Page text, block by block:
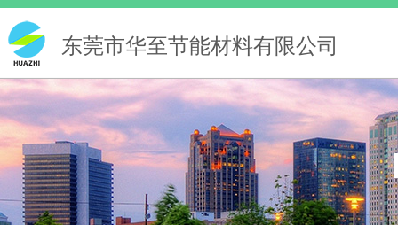
东莞市华至节能材料有限公司